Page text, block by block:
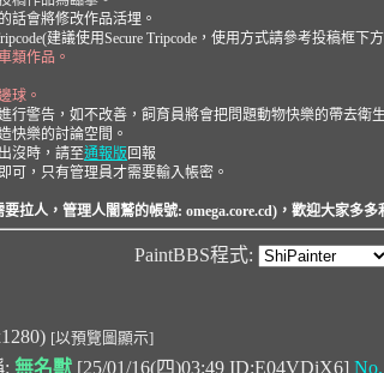
話會將修改作品活埋。
建議使用Secure Tripcode，使用方式請參考投稿框下
類作品。
球。
警告，如不改善，飼育員將會把問題動物快樂的帶去衛
快樂的討論空間。
沒時，請至通報版 回報
可，只有管理員才需要輸入帳密。
拉人，管理人闇鷲的帳號: omega.core.cd)，歡迎大家多多
PaintBBS程式:
[以預覽圖顯示]
:無名獸 [25/01/16(四)03:49 ID:E04VDiX6]